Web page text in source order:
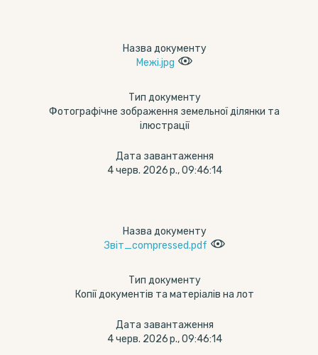
Назва документу
Межі.jpg
Тип документу
Фотографічне зображення земельної ділянки та
ілюстрації
Дата завантаження
4 черв. 2026 р., 09:46:14
Назва документу
Звіт_compressed.pdf
Тип документу
Копії документів та матеріалів на лот
Дата завантаження
4 черв. 2026 р., 09:46:14